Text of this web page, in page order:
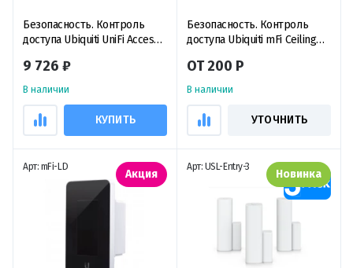
Безопасность. Контроль
доступа Ubiquiti UniFi Access
UniFi Access Hubs
9 726 ₽
В наличии
КУПИТЬ
Безопасность. Контроль
доступа Ubiquiti mFi Ceiling
уцененный
ОТ 200 Р
В наличии
УТОЧНИТЬ
Арт: mFi-LD
Акция
Арт: USL-Entry-3
Новинка